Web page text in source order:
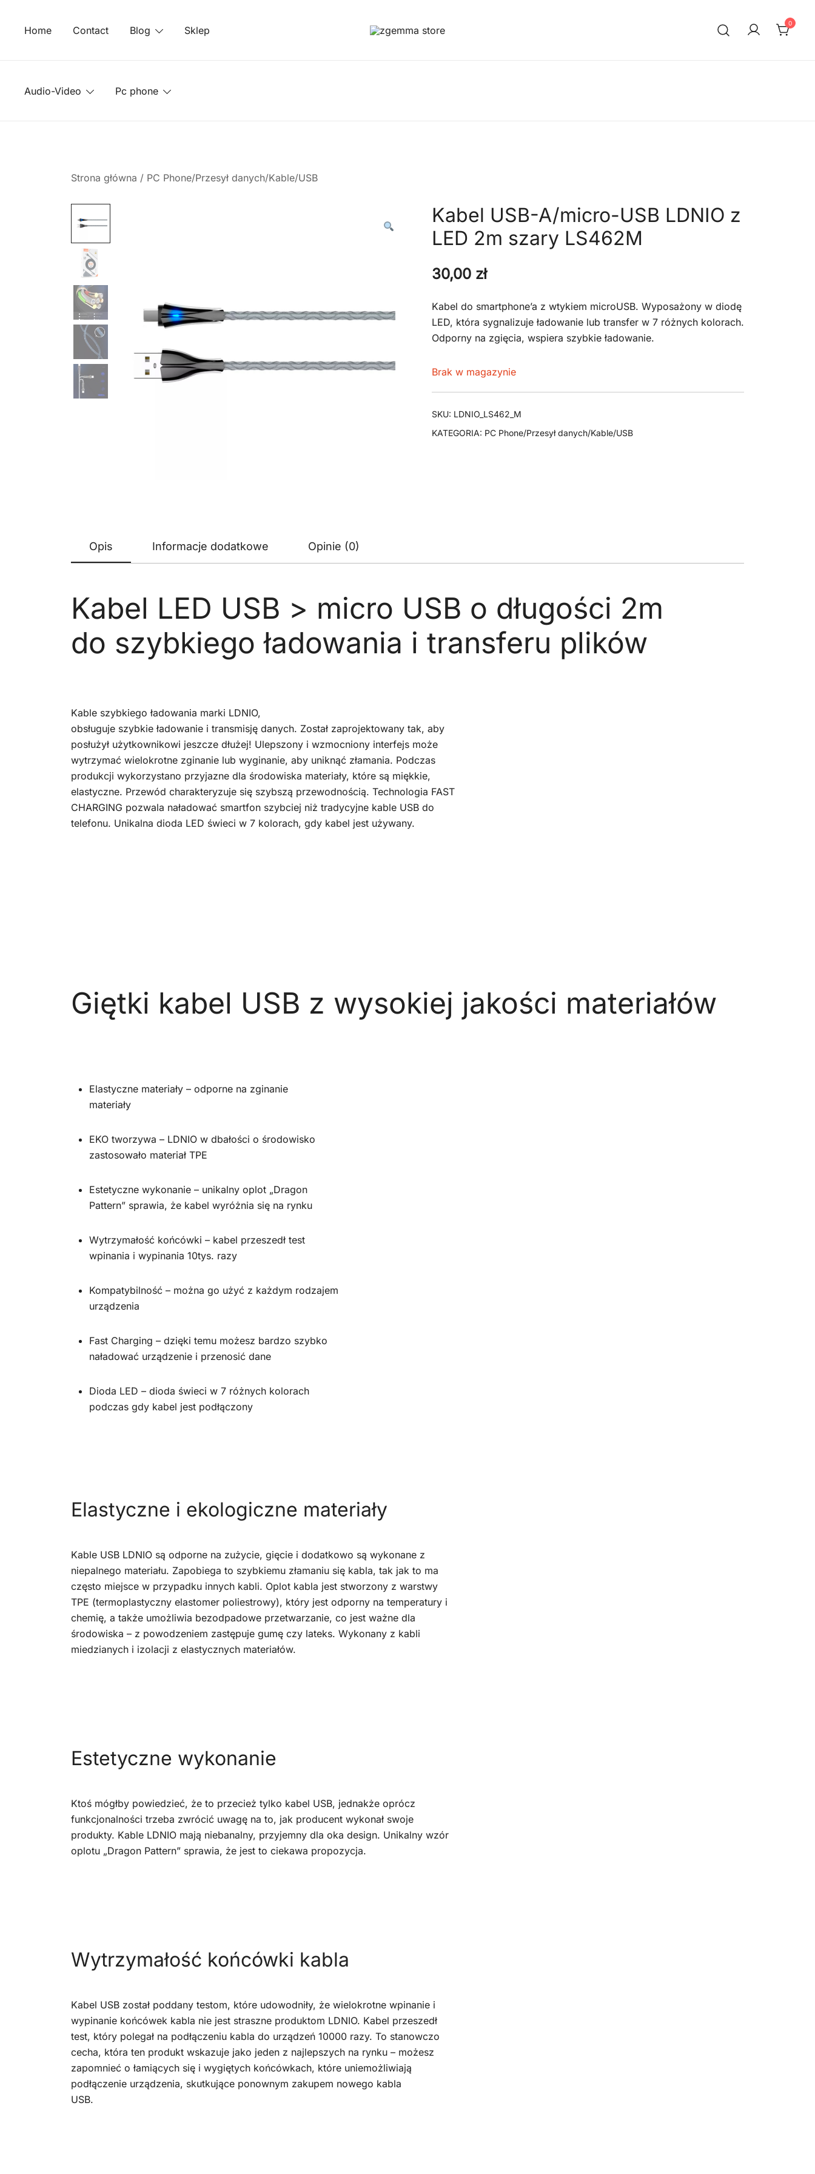
Home Contact Blog Sklep
0
Audio-Video Pc phone
Strona główna / PC Phone/Przesył danych/Kable/USB
Kabel USB-A/micro-USB LDNIO z
LED 2m szary LS462M
30,00 zł
Kabel do smartphone’a z wtykiem microUSB. Wyposażony w diodę
LED, która sygnalizuje ładowanie lub transfer w 7 różnych kolorach.
Odporny na zgięcia, wspiera szybkie ładowanie.
Brak w magazynie
SKU: LDNIO_LS462_M
KATEGORIA: PC Phone/Przesył danych/Kable/USB
Opis Informacje dodatkowe Opinie (0)
Kabel LED USB > micro USB o długości 2m
do szybkiego ładowania i transferu plików
Kable szybkiego ładowania marki LDNIO,
obsługuje szybkie ładowanie i transmisję danych. Został zaprojektowany tak, aby
posłużył użytkownikowi jeszcze dłużej! Ulepszony i wzmocniony interfejs może
wytrzymać wielokrotne zginanie lub wyginanie, aby uniknąć złamania. Podczas
produkcji wykorzystano przyjazne dla środowiska materiały, które są miękkie,
elastyczne. Przewód charakteryzuje się szybszą przewodnością. Technologia FAST
CHARGING pozwala naładować smartfon szybciej niż tradycyjne kable USB do
telefonu. Unikalna dioda LED świeci w 7 kolorach, gdy kabel jest używany.
Giętki kabel USB z wysokiej jakości materiałów
Elastyczne materiały – odporne na zginanie
materiały
EKO tworzywa – LDNIO w dbałości o środowisko
zastosowało materiał TPE
Estetyczne wykonanie – unikalny oplot „Dragon
Pattern” sprawia, że kabel wyróżnia się na rynku
Wytrzymałość końcówki – kabel przeszedł test
wpinania i wypinania 10tys. razy
Kompatybilność – można go użyć z każdym rodzajem
urządzenia
Fast Charging – dzięki temu możesz bardzo szybko
naładować urządzenie i przenosić dane
Dioda LED – dioda świeci w 7 różnych kolorach
podczas gdy kabel jest podłączony
Elastyczne i ekologiczne materiały
Kable USB LDNIO są odporne na zużycie, gięcie i dodatkowo są wykonane z
niepalnego materiału. Zapobiega to szybkiemu złamaniu się kabla, tak jak to ma
często miejsce w przypadku innych kabli. Oplot kabla jest stworzony z warstwy
TPE (termoplastyczny elastomer poliestrowy), który jest odporny na temperatury i
chemię, a także umożliwia bezodpadowe przetwarzanie, co jest ważne dla
środowiska – z powodzeniem zastępuje gumę czy lateks. Wykonany z kabli
miedzianych i izolacji z elastycznych materiałów.
Estetyczne wykonanie
Ktoś mógłby powiedzieć, że to przecież tylko kabel USB, jednakże oprócz
funkcjonalności trzeba zwrócić uwagę na to, jak producent wykonał swoje
produkty. Kable LDNIO mają niebanalny, przyjemny dla oka design. Unikalny wzór
oplotu „Dragon Pattern” sprawia, że jest to ciekawa propozycja.
Wytrzymałość końcówki kabla
Kabel USB został poddany testom, które udowodniły, że wielokrotne wpinanie i
wypinanie końcówek kabla nie jest straszne produktom LDNIO. Kabel przeszedł
test, który polegał na podłączeniu kabla do urządzeń 10000 razy. To stanowczo
cecha, która ten produkt wskazuje jako jeden z najlepszych na rynku – możesz
zapomnieć o łamiących się i wygiętych końcówkach, które uniemożliwiają
podłączenie urządzenia, skutkujące ponownym zakupem nowego kabla
USB.